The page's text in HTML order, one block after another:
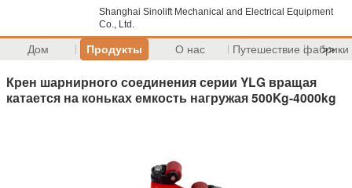
Shanghai Sinolift Mechanical and Electrical Equipment
Co., Ltd.
Дом Продукты О нас Путешествие фабрики
>>
Крен шарнирного соединения серии YLG вращая
катается на коньках емкость нагружая 500Kg-4000kg